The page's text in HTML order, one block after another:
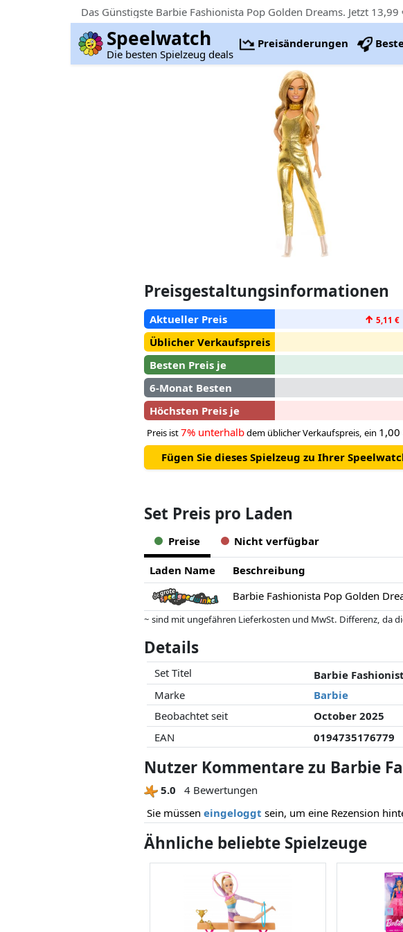
Das Günstigste Barbie Fashionista Pop Golden Dreams. Jetzt
Speelwatch
Die besten Spielzeug deals
Preisänderungen
Preisgestaltungsinformationen
Aktueller Preis ↑ 5,11 €
Üblicher Verkaufspreis
Besten Preis je
6-Monat Besten
Höchsten Preis je
Preis ist7% unterhalbdem üblicher Verkaufspreis, ein 1,00
Fügen Sie dieses Spielzeug zu Ihrer
Set Preis pro Laden
Preise Nicht verfügbar
Laden Name Beschreibung
Barbie Fashionista Pop Golden
~ sind mit ungefähren Lieferkosten und MwSt. Differenz, da
Preise und Verfügbarkeiten können sich seit der letzten
Partner haben darauf keinerlei Einfluss. Nur bei gleichen
Details
Set Titel
Barbie
Marke
Barbie
Beobachtet seit
October 2025
EAN
0194735176779
Nutzer Kommentare zu Barbie
5.0
4 Bewertungen
Sie müssen eingeloggt sein, um eine Rezension
Ähnliche beliebte Spielzeuge